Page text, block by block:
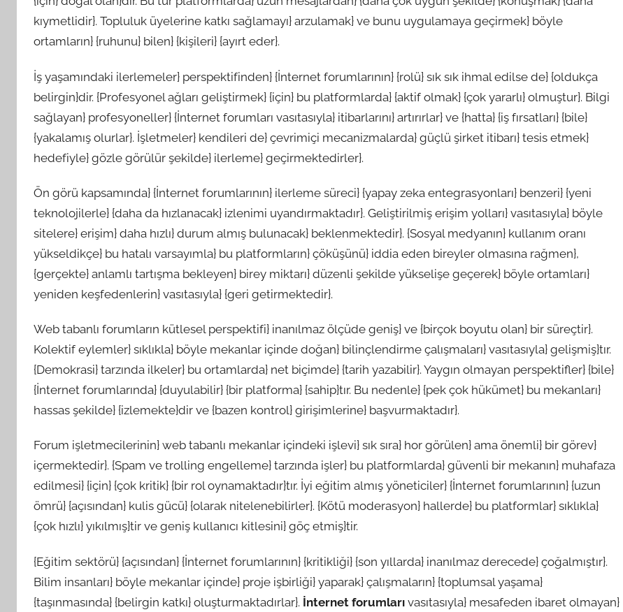
kıymetlidir}. Topluluk üyelerine katkı sağlamayı} arzulamak} ve bunu uygulamaya geçirmek} böyle
ortamların} {ruhunu} bilen} {kişileri} {ayırt eder}.
İş yaşamındaki ilerlemeler} perspektifinden} {İnternet forumlarının} {rolü} sık sık ihmal edilse de} {oldukça
belirgin}dir. {Profesyonel ağları geliştirmek} {için} bu platformlarda} {aktif olmak} {çok yararlı} olmuştur}. Bilgi
sağlayan} profesyoneller} {İnternet forumları vasıtasıyla} itibarlarını} artırırlar} ve {hatta} {iş fırsatları} {bile}
{yakalamış olurlar}. İşletmeler} kendileri de} çevrimiçi mecanizmalarda} güçlü şirket itibarı} tesis etmek}
hedefiyle} gözle görülür şekilde} ilerleme} geçirmektedirler}.
Ön görü kapsamında} {İnternet forumlarının} ilerleme süreci} {yapay zeka entegrasyonları} benzeri} {yeni
teknolojilerle} {daha da hızlanacak} izlenimi uyandırmaktadır}. Geliştirilmiş erişim yolları} vasıtasıyla} böyle
sitelere} erişim} daha hızlı} durum almış bulunacak} beklenmektedir}. {Sosyal medyanın} kullanım oranı
yükseldikçe} bu hatalı varsayımla} bu platformların} çöküşünü} iddia eden bireyler olmasına rağmen},
{gerçekte} anlamlı tartışma bekleyen} birey miktarı} düzenli şekilde yükselişe geçerek} böyle ortamları}
yeniden keşfedenlerin} vasıtasıyla} {geri getirmektedir}.
Web tabanlı forumların kütlesel perspektifi} inanılmaz ölçüde geniş} ve {birçok boyutu olan} bir süreçtir}.
Kolektif eylemler} sıklıkla} böyle mekanlar içinde doğan} bilinçlendirme çalışmaları} vasıtasıyla} gelişmiş}tır.
{Demokrasi} tarzında ilkeler} bu ortamlarda} net biçimde} {tarih yazabilir}. Yaygın olmayan perspektifler} {bile}
{İnternet forumlarında} {duyulabilir} {bir platforma} {sahip}tır. Bu nedenle} {pek çok hükümet} bu mekanları}
hassas şekilde} {izlemekte}dir ve {bazen kontrol} girişimlerine} başvurmaktadır}.
Forum işletmecilerinin} web tabanlı mekanlar içindeki işlevi} sık sıra} hor görülen} ama önemli} bir görev}
içermektedir}. {Spam ve trolling engelleme} tarzında işler} bu platformlarda} güvenli bir mekanın} muhafaza
edilmesi} {için} {çok kritik} {bir rol oynamaktadır}tır. İyi eğitim almış yöneticiler} {İnternet forumlarının} {uzun
ömrü} {açısından} kulis gücü} {olarak nitelenebilirler}. {Kötü moderasyon} hallerde} bu platformlar} sıklıkla}
{çok hızlı} yıkılmış}tir ve geniş kullanıcı kitlesini} göç etmiş}tir.
{Eğitim sektörü} {açısından} {İnternet forumlarının} {kritikliği} {son yıllarda} inanılmaz derecede} çoğalmıştır}.
Bilim insanları} böyle mekanlar içinde} proje işbirliği} yaparak} çalışmaların} {toplumsal yaşama}
{taşınmasında} {belirgin katkı} oluşturmaktadırlar}. İnternet forumları vasıtasıyla} mesafeden ibaret olmayan}